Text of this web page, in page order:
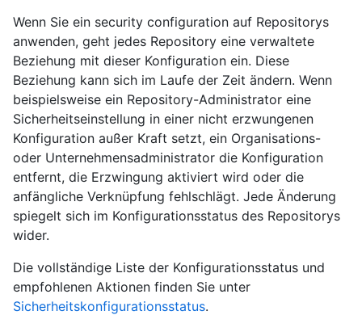
Wenn Sie ein security configuration auf Repositorys
anwenden, geht jedes Repository eine verwaltete
Beziehung mit dieser Konfiguration ein. Diese
Beziehung kann sich im Laufe der Zeit ändern. Wenn
beispielsweise ein Repository-Administrator eine
Sicherheitseinstellung in einer nicht erzwungenen
Konfiguration außer Kraft setzt, ein Organisations-
oder Unternehmensadministrator die Konfiguration
entfernt, die Erzwingung aktiviert wird oder die
anfängliche Verknüpfung fehlschlägt. Jede Änderung
spiegelt sich im Konfigurationsstatus des Repositorys
wider.
Die vollständige Liste der Konfigurationsstatus und
empfohlenen Aktionen finden Sie unter
Sicherheitskonfigurationsstatus.